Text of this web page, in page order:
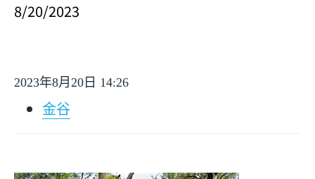
8/20/2023
2023年8月 20 日 14:26
金谷